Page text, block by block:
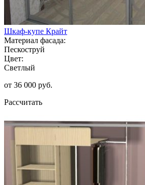
Шкаф-купе Крайт
Материал фасада:
Пескоструй
Цвет:
Светлый
от 36 000 руб.
Рассчитать